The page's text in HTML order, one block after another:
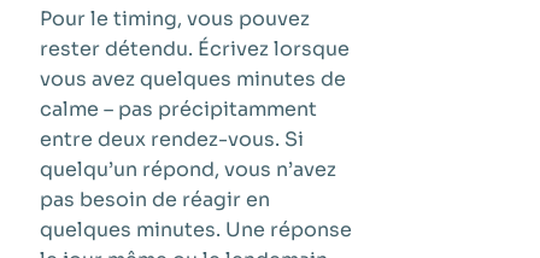
Pour le timing, vous pouvez
rester détendu. Écrivez lorsque
vous avez quelques minutes de
calme – pas précipitamment
entre deux rendez-vous. Si
quelqu’un répond, vous n’avez
pas besoin de réagir en
quelques minutes. Une réponse